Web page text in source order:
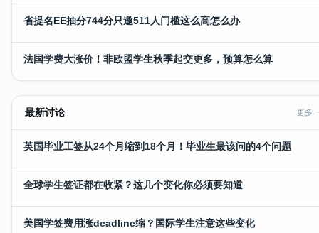
省提名EE抽分744分只邀511人门槛这么高怎么办
法国学费大涨价！非欧盟学生秋季起交更多，预算怎么算
最新讨论 更多
英国毕业工签从24个月缩到18个月！毕业生最该问的4个问题
全球学生签证都在收紧？这几个变化你必须要知道
美国学签费用涨deadline缩？国际学生注意这些变化